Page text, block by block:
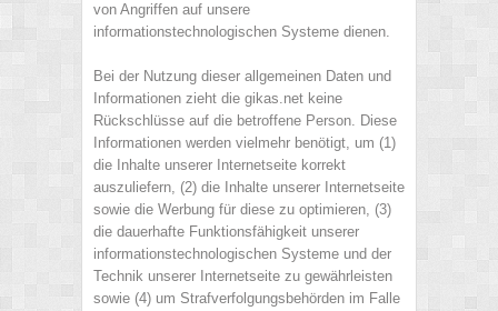
von Angriffen auf unsere
informationstechnologischen Systeme dienen.
Bei der Nutzung dieser allgemeinen Daten und
Informationen zieht die gikas.net keine
Rückschlüsse auf die betroffene Person. Diese
Informationen werden vielmehr benötigt, um (1)
die Inhalte unserer Internetseite korrekt
auszuliefern, (2) die Inhalte unserer Internetseite
sowie die Werbung für diese zu optimieren, (3)
die dauerhafte Funktionsfähigkeit unserer
informationstechnologischen Systeme und der
Technik unserer Internetseite zu gewährleisten
sowie (4) um Strafverfolgungsbehörden im Falle